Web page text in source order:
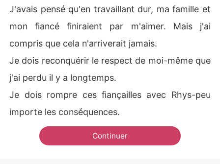
J'avais pensé qu'en travaillant dur, ma famille et
mon fiancé finiraient par m'aimer. Mais j'ai
compris que cela n'arriverait jamais.
Je dois reconquérir le respect de moi-même que
j'ai perdu il y a longtemps.
Je dois rompre ces fiançailles avec Rhys-peu
importe les conséquences.
Continuer